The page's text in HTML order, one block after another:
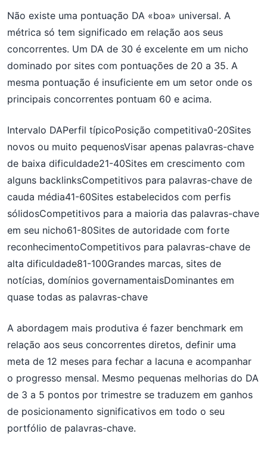
Não existe uma pontuação DA «boa» universal. A
métrica só tem significado em relação aos seus
concorrentes. Um DA de 30 é excelente em um nicho
dominado por sites com pontuações de 20 a 35. A
mesma pontuação é insuficiente em um setor onde os
principais concorrentes pontuam 60 e acima.
Intervalo DAPerfil típicoPosição competitiva0-20Sites
novos ou muito pequenosVisar apenas palavras-chave
de baixa dificuldade21-40Sites em crescimento com
alguns backlinksCompetitivos para palavras-chave de
cauda média41-60Sites estabelecidos com perfis
sólidosCompetitivos para a maioria das palavras-chave
em seu nicho61-80Sites de autoridade com forte
reconhecimentoCompetitivos para palavras-chave de
alta dificuldade81-100Grandes marcas, sites de
notícias, domínios governamentaisDominantes em
quase todas as palavras-chave
A abordagem mais produtiva é fazer benchmark em
relação aos seus concorrentes diretos, definir uma
meta de 12 meses para fechar a lacuna e acompanhar
o progresso mensal. Mesmo pequenas melhorias do DA
de 3 a 5 pontos por trimestre se traduzem em ganhos
de posicionamento significativos em todo o seu
portfólio de palavras-chave.